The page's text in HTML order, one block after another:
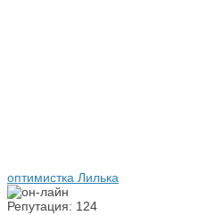
оптимистка Лилька
Репутация: 124